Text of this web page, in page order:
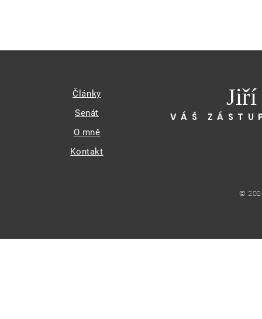
Články
Senát
O mně
Kontakt
Jiří
VÁŠ
©